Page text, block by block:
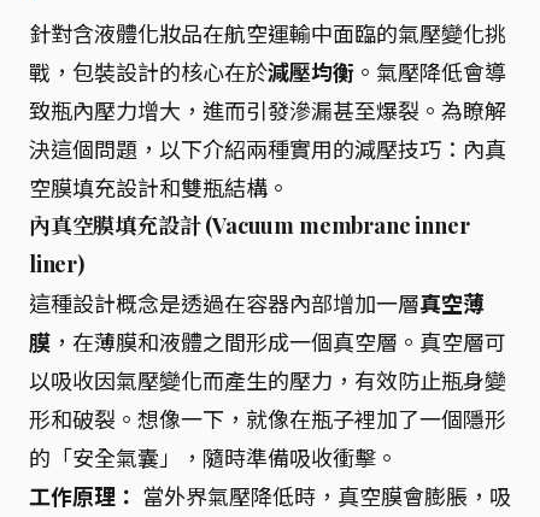
針對含液體化妝品在航空運輸中面臨的氣壓變化挑
戰，包裝設計的核心在於減壓均衡 。氣壓降低會導
致瓶內壓力增大，進而引發滲漏甚至爆裂。為瞭解
決這個問題，以下介紹兩種實用的減壓技巧：內真
空膜填充設計和雙瓶結構。
內真空膜填充設計 (Vacuum membrane inner
liner)
這種設計概念是透過在容器內部增加一層真空薄
膜 ，在薄膜和液體之間形成一個真空層。真空層可
以吸收因氣壓變化而產生的壓力，有效防止瓶身變
形和破裂。想像一下，就像在瓶子裡加了一個隱形
的「安全氣囊」，隨時準備吸收衝擊。
工作原理： 當外界氣壓降低時，真空膜會膨脹，吸